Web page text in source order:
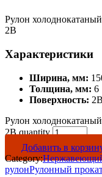
Рулон
2B
Характеристики
Ширина, мм:
Толщина, мм: 6
Поверхность: 2B
Рулон
2B quantity
Добавить в
Category:
рулонРулонный